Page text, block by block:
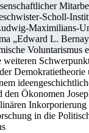
Scholl-
Maximilians-
„Edward L.
Voluntarismus
weiteren
Demokratietheorie
den Ökonomen
Inkorporierung
in die